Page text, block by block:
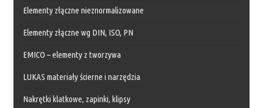
Elementy złączne nieznormalizowane
Elementy złączne wg DIN, ISO, PN
EMICO – elementy z tworzywa
LUKAS materiały ścierne i narzędzia
Nakrętki klatkowe, zapinki, klipsy